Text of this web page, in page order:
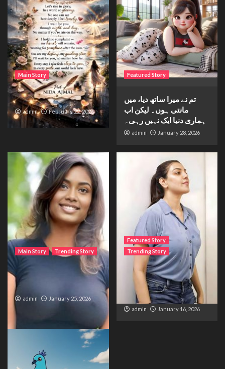
Main Story
Waiting for sunshine
admin February 22, 2026
Featured Story
تم نے میرا ساتھ دیا، میں
مانتی ہوں۔ لیکن اب
ہماری دنیا ایک نہیں رہی۔
admin January 28, 2026
Main Story Trending Story
The Bride from the
Accident
admin January 25, 2026
Featured Story
Trending Story
The Silent Wait – A Life
Trapped Between
Distance and Duty
admin January 16, 2026